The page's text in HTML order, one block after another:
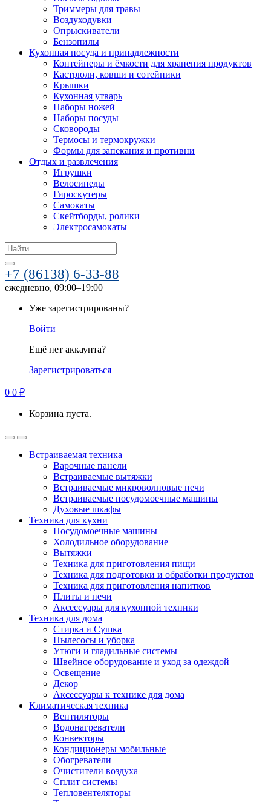
Триммеры для травы
Воздуходувки
Опрыскиватели
Бензопилы
Кухонная посуда и принадлежности
Контейнеры и ёмкости для хранения продуктов
Кастрюли, ковши и сотейники
Крышки
Кухонная утварь
Наборы ножей
Наборы посуды
Сковороды
Термосы и термокружки
Формы для запекания и противни
Отдых и развлечения
Игрушки
Велосипеды
Гироскутеры
Самокаты
Скейтборды, ролики
Электросамокаты
Search
for:
+7 (86138) 6-33-88
ежедневно, 09:00–19:00
Уже зарегистрированы?
Войти
Ещё нет аккаунта?
Зарегистрироваться
0 0 ₽
Корзина пуста.
Встраиваемая техника
Варочные панели
Встраиваемые вытяжки
Встраиваемые микроволновые печи
Встраиваемые посудомоечные машины
Духовые шкафы
Техника для кухни
Посудомоечные машины
Холодильное оборудование
Вытяжки
Техника для приготовления пищи
Техника для подготовки и обработки продуктов
Техника для приготовления напитков
Плиты и печи
Аксессуары для кухонной техники
Техника для дома
Стирка и Сушка
Пылесосы и уборка
Утюги и гладильные системы
Швейное оборудование и уход за одеждой
Освещение
Декор
Аксессуары к технике для дома
Климатическая техника
Вентиляторы
Водонагреватели
Конвекторы
Кондиционеры мобильные
Обогреватели
Очистители воздуха
Сплит системы
Тепловентеляторы